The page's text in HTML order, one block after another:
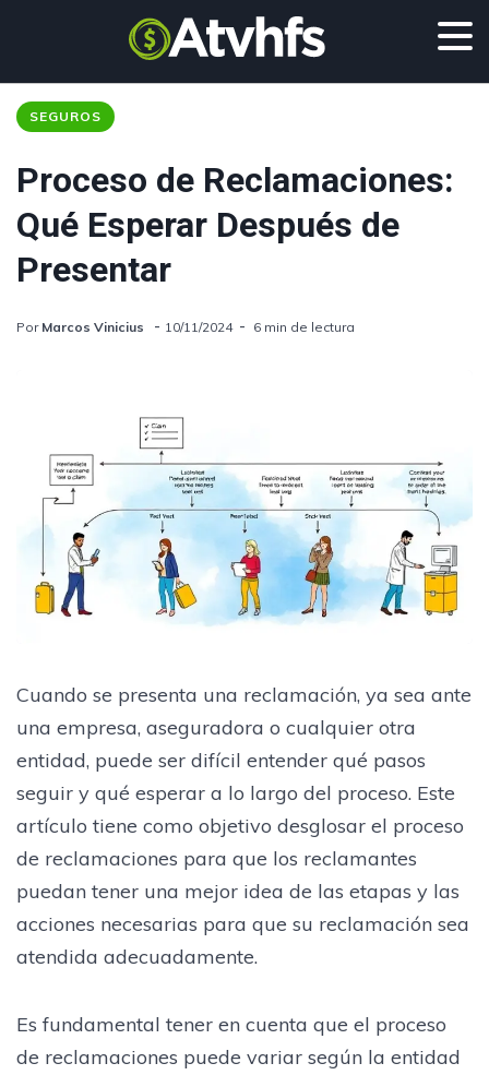
SEGUROS
Proceso de Reclamaciones:
Qué Esperar Después de
Presentar
Por Marcos Vinicius 10/11/2024 6 min de lectura
Cuando se presenta una reclamación, ya sea ante
una empresa, aseguradora o cualquier otra
entidad, puede ser difícil entender qué pasos
seguir y qué esperar a lo largo del proceso. Este
artículo tiene como objetivo desglosar el proceso
de reclamaciones para que los reclamantes
puedan tener una mejor idea de las etapas y las
acciones necesarias para que su reclamación sea
atendida adecuadamente.
Es fundamental tener en cuenta que el proceso
de reclamaciones puede variar según la entidad